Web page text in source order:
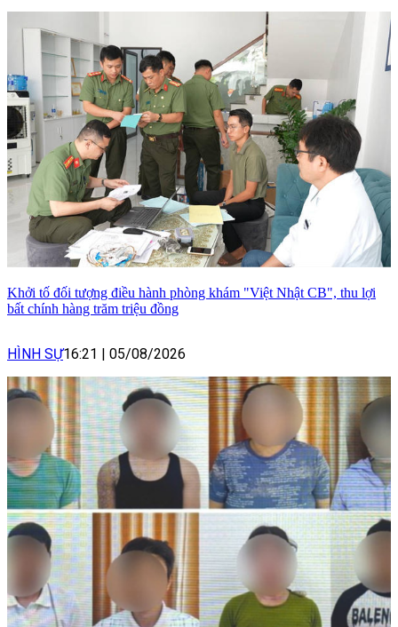
Khởi tố đối tượng điều hành phòng khám "Việt Nhật CB", thu lợi
bất chính hàng trăm triệu đồng
HÌNH SỰ16:21 | 05/08/2026